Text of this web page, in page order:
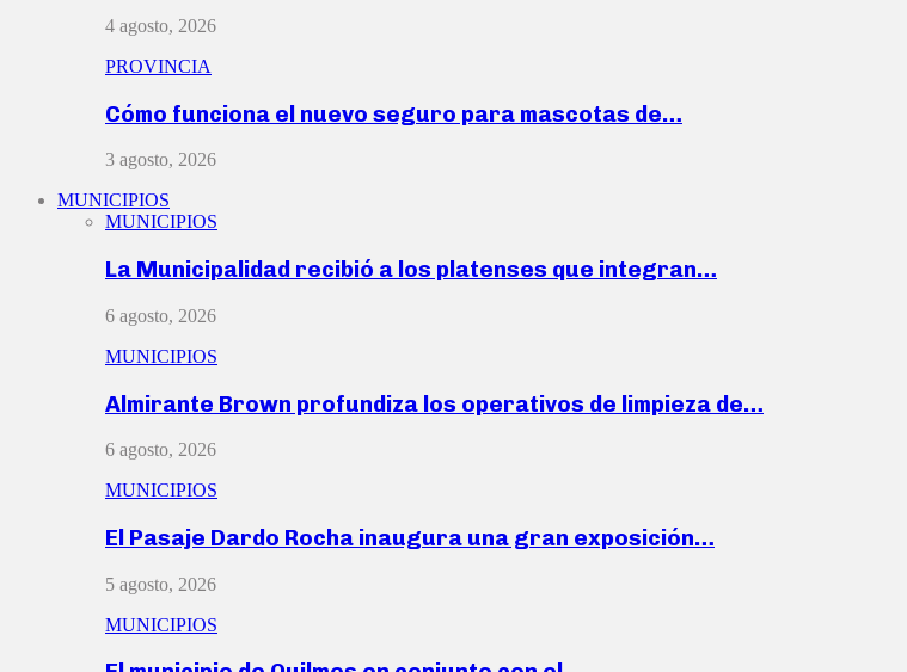
4 agosto, 2026
PROVINCIA
Cómo funciona el nuevo seguro para mascotas de…
3 agosto, 2026
MUNICIPIOS
MUNICIPIOS
La Municipalidad recibió a los platenses que integran…
6 agosto, 2026
MUNICIPIOS
Almirante Brown profundiza los operativos de limpieza de…
6 agosto, 2026
MUNICIPIOS
El Pasaje Dardo Rocha inaugura una gran exposición…
5 agosto, 2026
MUNICIPIOS